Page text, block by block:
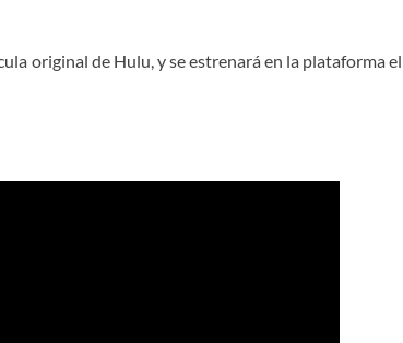
original de Hulu, y se estrenará en la plataforma el